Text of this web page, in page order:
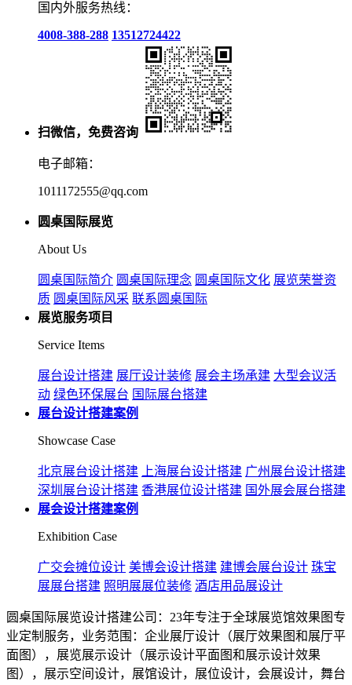
国内外服务热线：
4008-388-288 13512724422
扫微信，免费咨询
电子邮箱：
1011172555@qq.com
圆桌国际展览
About Us
圆桌国际简介 圆桌国际理念 圆桌国际文化 展览荣誉资
质 圆桌国际风采 联系圆桌国际
展览服务项目
Service Items
展台设计搭建 展厅设计装修 展会主场承建 大型会议活
动 绿色环保展台 国际展台搭建
展台设计搭建案例
Showcase Case
北京展台设计搭建 上海展台设计搭建 广州展台设计搭建
深圳展台设计搭建 香港展位设计搭建 国外展会展台搭建
展会设计搭建案例
Exhibition Case
广交会摊位设计 美博会设计搭建 建博会展台设计 珠宝
展展台搭建 照明展展位装修 酒店用品展设计
圆桌国际展览设计搭建公司：23年专注于全球展览馆效果图专
业定制服务，业务范围：企业展厅设计（展厅效果图和展厅平
面图），展览展示设计（展示设计平面图和展示设计效果
图），展示空间设计，展馆设计，展位设计，会展设计，舞台